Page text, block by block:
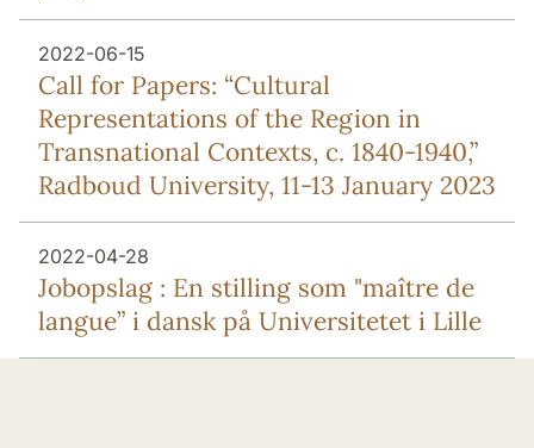
2022-06-15
Call for Papers: “Cultural
Representations of the Region in
Transnational Contexts, c. 1840-1940,”
Radboud University, 11-13 January 2023
2022-04-28
Jobopslag : En stilling som "maître de
langue” i dansk på Universitetet i Lille